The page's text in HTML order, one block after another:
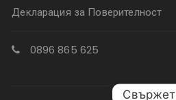
Декларация за Поверителност
0896 865 625